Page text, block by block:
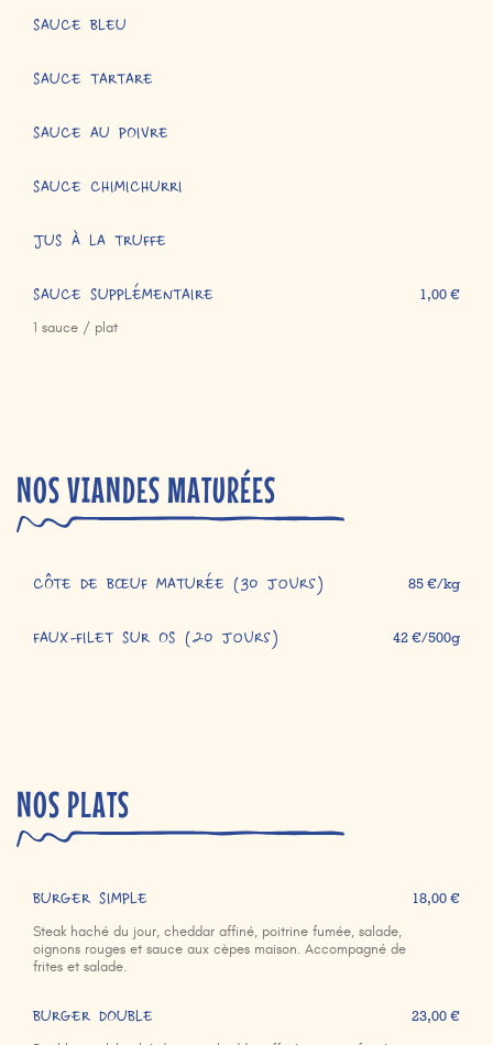
SAUCE BLEU
SAUCE TARTARE
SAUCE AU POIVRE
SAUCE CHIMICHURRI
JUS À LA TRUFFE
SAUCE SUPPLÉMENTAIRE
1 sauce / plat
1,00 €
NOS VIANDES MATURÉES
CÔTE DE BŒUF MATURÉE (30 jours) 85 €/kg
FAUX-FILET SUR OS (20 jours) 42 €/500g
NOS PLATS
BURGER SIMPLE
Steak haché du jour, cheddar affiné, poitrine fumée, salade,
oignons rouges et sauce aux cèpes maison. Accompagné de
frites et salade.
18,00 €
BURGER DOUBLE 23,00 €